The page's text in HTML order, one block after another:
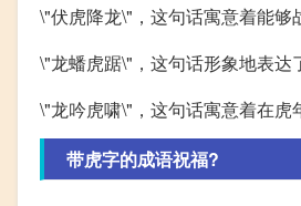
\"伏虎降龙\"，这句话寓意着能够
\"龙蟠虎踞\"，这句话形象地表达
\"龙吟虎啸\"，这句话寓意着在虎
带虎字的成语祝福?